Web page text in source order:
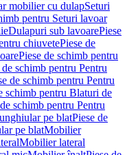
mobilier cu dulapSeturi
pentru Seturi lavoar
Dulapuri sub lavoarePiese
chiuvetePiese de
Piese de schimb pentru
de schimb pentru Pentru
de schimb pentru Pentru
schimb pentru Blaturi de
schimb pentru Pentru
pe blatPiese de
pe blatMobilier
Mobilier lateral